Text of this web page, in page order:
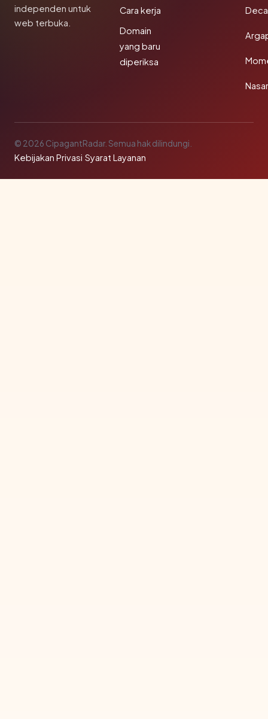
independen untuk
web terbuka.
Cara kerja
Domain
yang baru
diperiksa
© 2026 CipagantRadar. Semua hak dilindungi.
Kebijakan Privasi·Syarat Layanan